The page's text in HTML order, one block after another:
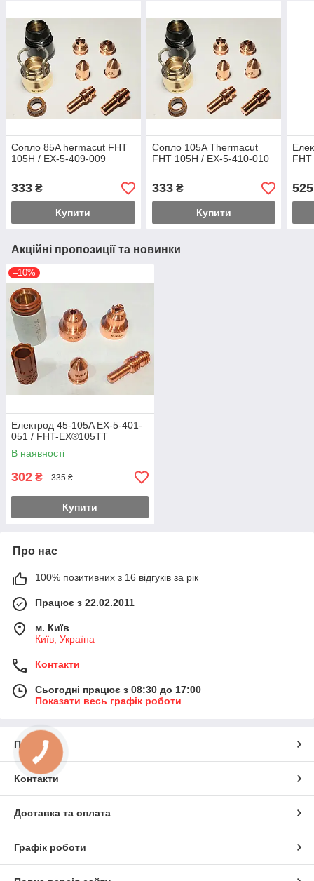
Сопло 85A hermacut FHT
105H / EX-5-409-009
333 ₴
Купити
Сопло 105A Thermacut
FHT 105H / EX-5-410-010
333₴
Купити
525
Акційні пропозиції та новинки
–10%
Електрод 45-105A EX-5-401-
051 / FHT-EX®105TT
В наявності
302 ₴ 335 ₴
Купити
Про нас
100% позитивних з 16 відгуків за рік
Працює з 22.02.2011
м. Київ
Київ, Україна
Контакти
Сьогодні працює з 08:30 до 17:00
Показати весь графік роботи
Про нас
Контакти
Доставка та оплата
Графік роботи